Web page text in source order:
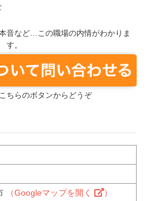
音など…この職場の内情がわかりま
す。
ちらのボタンからどうぞ
（Googleマップを開く ）